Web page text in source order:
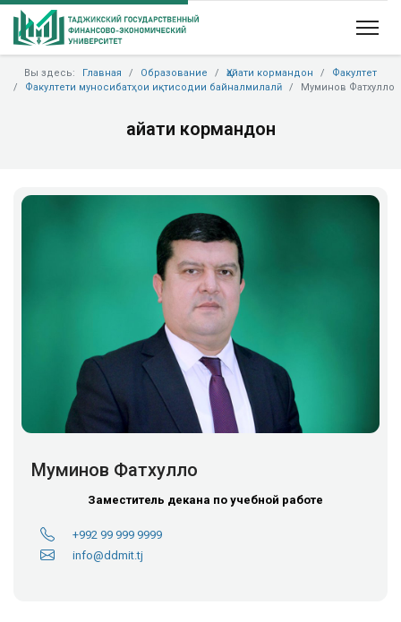
Вы здесь: Главная Образование Ҳайати кормандон
Факултет
Факултети муносибатҳои иқтисодии байналмилалӣ
Муминов Фатхулло
Ҳайати кормандон
Муминов Фатхулло
Заместитель декана по учебной работе
+992 99 999 9999
info@ddmit.tj